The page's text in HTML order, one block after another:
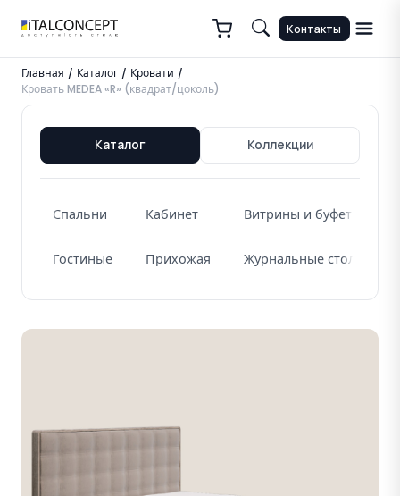
Контакты
Главная / Каталог / Кровати /
Кровать MEDEA «R» (квадрат/цоколь)
Каталог Коллекции
Спальни
Гостиные
Кабинет
Прихожая
Витрины и буфеты
Журнальные столики